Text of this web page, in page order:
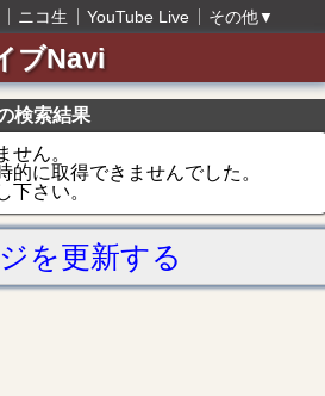
ニコ生 YouTube Live その他▼
ブNavi
検索結果
せん。
的に取得できませんでした。
下さい。
を更新する